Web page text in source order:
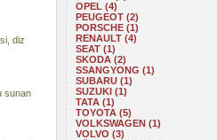
OPEL (4)
PEUGEOT (2)
PORSCHE (1)
RENAULT (4)
SEAT (1)
SKODA (2)
SSANGYONG (1)
SUBARU (1)
SUZUKI (1)
TATA (1)
TOYOTA (5)
VOLKSWAGEN (1)
VOLVO (3)
diz
sunan